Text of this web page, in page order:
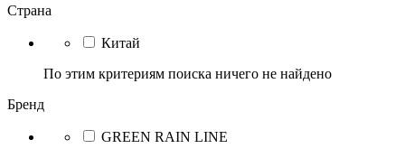
Страна
Китай
По этим критериям поиска ничего не найдено
Бренд
GREEN RAIN LINE